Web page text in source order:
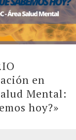
en
Mental:
hoy?»